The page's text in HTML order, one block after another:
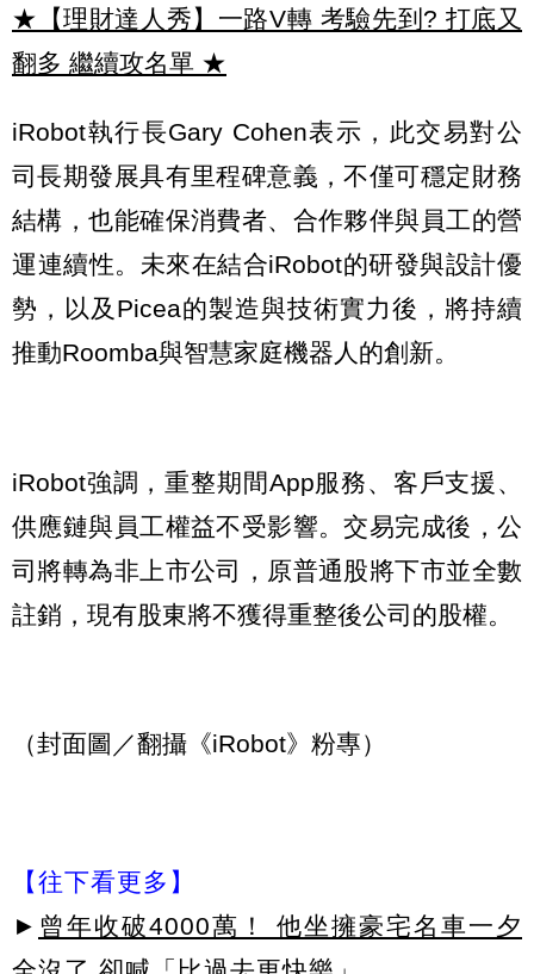
★【理財達人秀】一路V轉 考驗先到? 打底又
翻多 繼續攻名單 ★
iRobot執行長Gary Cohen表示，此交易對公
司長期發展具有里程碑意義，不僅可穩定財務
結構，也能確保消費者、合作夥伴與員工的營
運連續性。未來在結合iRobot的研發與設計優
勢，以及Picea的製造與技術實力後，將持續
推動Roomba與智慧家庭機器人的創新。
iRobot強調，重整期間App服務、客戶支援、
供應鏈與員工權益不受影響。交易完成後，公
司將轉為非上市公司，原普通股將下市並全數
註銷，現有股東將不獲得重整後公司的股權。
（封面圖／翻攝《iRobot》粉專）
【往下看更多】
► 曾年收破4000萬！ 他坐擁豪宅名車一夕